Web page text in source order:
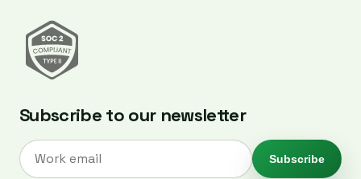
Subscribe to our newsletter
Subscribe